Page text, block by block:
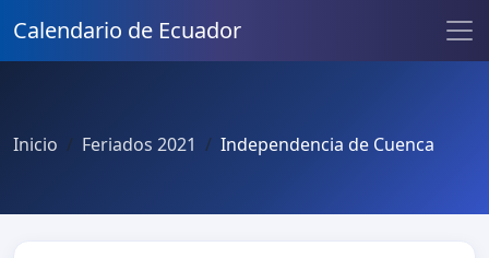
Calendario de Ecuador
Inicio Feriados 2021 Independencia de Cuenca